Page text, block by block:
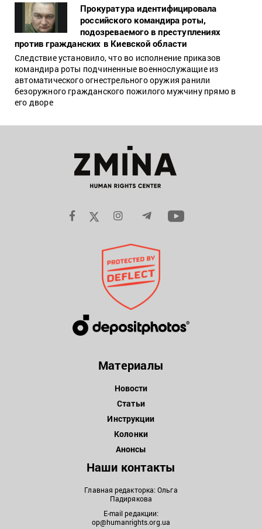
Прокуратура идентифицировала
российского командира роты,
подозреваемого в преступлениях
против гражданских в Киевской области
Следствие установило, что во исполнение приказов
командира роты подчиненные военнослужащие из
автоматического огнестрельного оружия ранили
безоружного гражданского пожилого мужчину прямо в
его дворе
Материалы
Новости
Статьи
Инструкции
Колонки
Анонсы
Наши контакты
Главная редакторка: Ольга
Падирякова
E-mail редакции:
op@humanrights.org.ua